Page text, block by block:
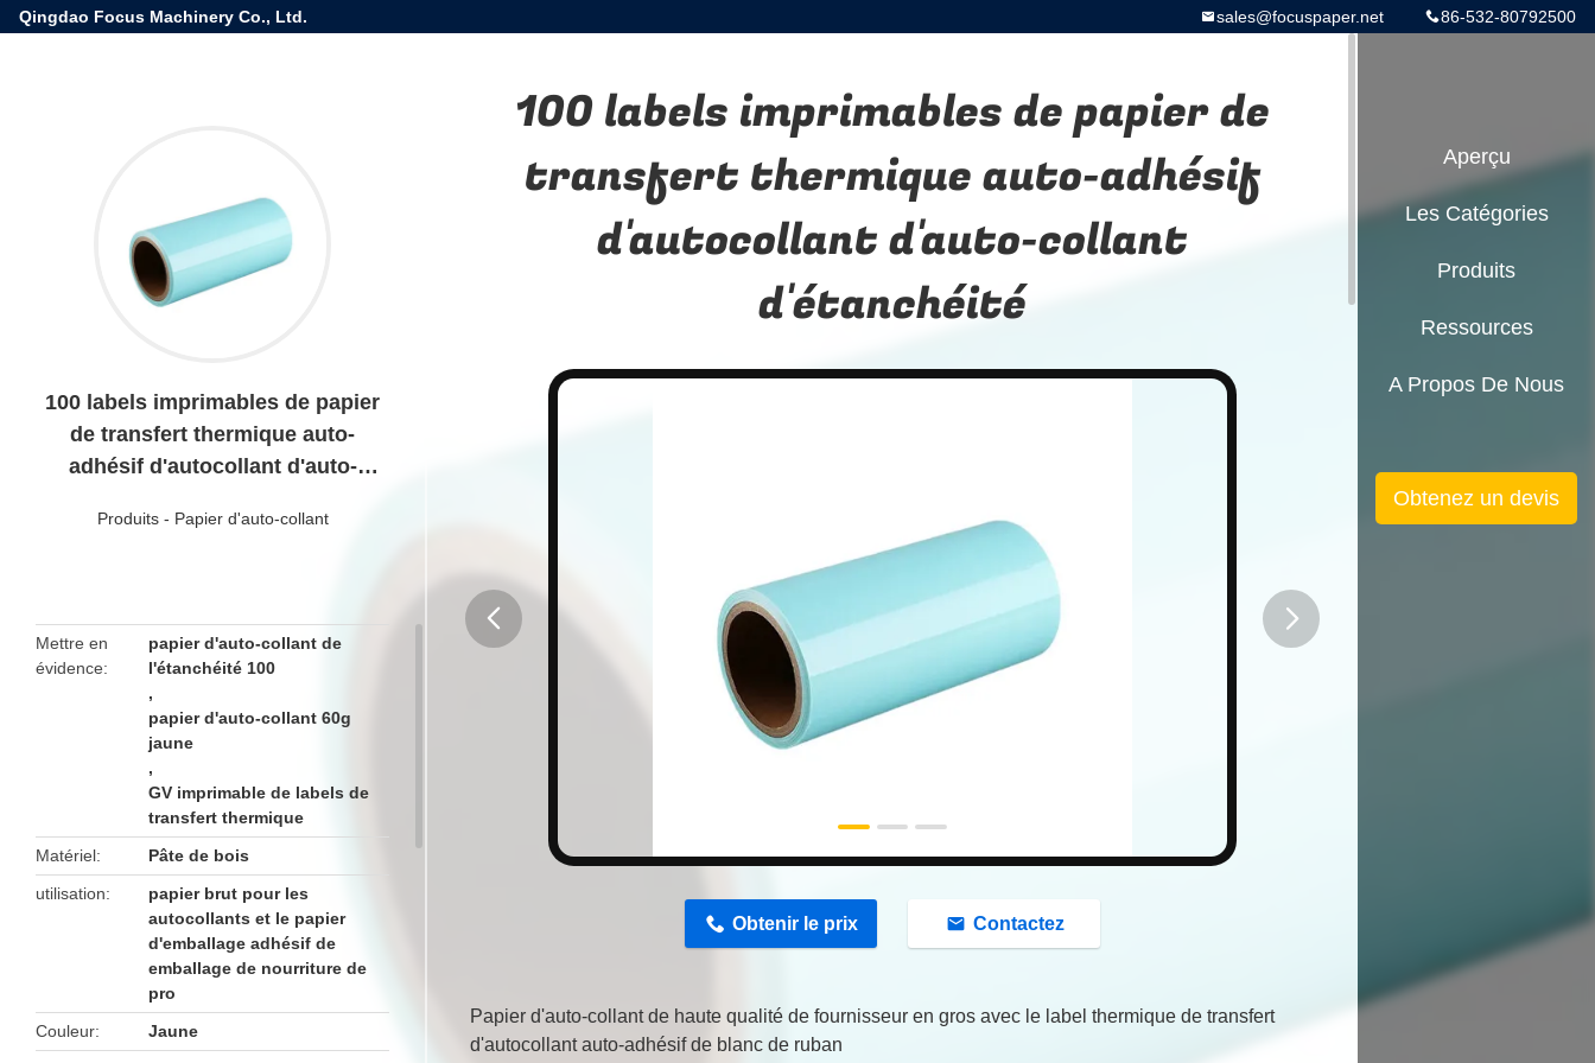
Qingdao Focus Machinery Co., Ltd. 86-532-80792500
sales@focuspaper.net
100 labels imprimables de papier
de transfert thermique auto-
adhésif d'autocollant d'auto-
Produits- Papier d'auto-collant
Mettre en
évidence
papier d'auto-collant de
l'étanchéité 100
,
papier d'auto-collant 60g
jaune
,
GV imprimable de labels de
transfert thermique
Matériel
Pâte de bois
utilisation
papier brut pour les
autocollants et le papier
d'emballage adhésif de
emballage de nourriture de
pro
Couleur
Jaune
100 labels imprimables de papier de
transfert thermique auto-adhésif
d'autocollant d'auto-collant
d'étanchéité
Obtenir le prix Contactez
Papier d'auto-collant de haute qualité de fournisseur en gros avec le label thermique de transfert
d'autocollant auto-adhésif de blanc de ruban
Aperçu
Les Catégories
Produits
Ressources
A Propos De Nous
Obtenez un devis